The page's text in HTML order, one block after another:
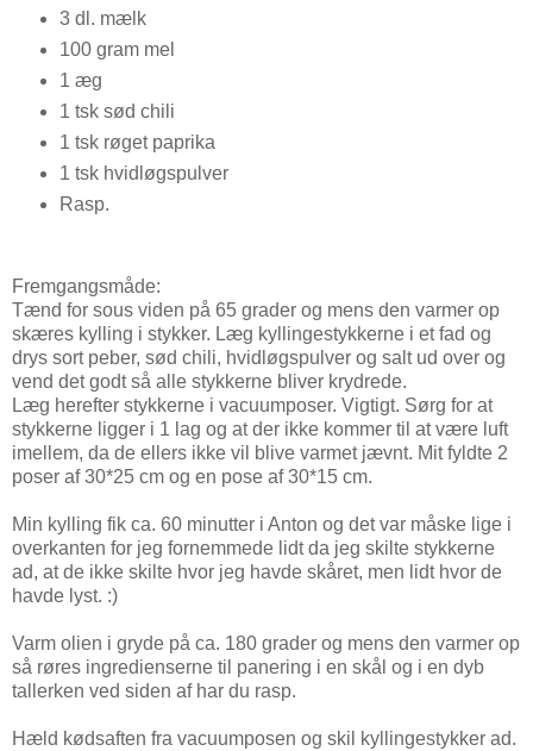
3 dl. mælk
100 gram mel
1 æg
1 tsk sød chili
1 tsk røget paprika
1 tsk hvidløgspulver
Rasp.
Fremgangsmåde:
Tænd for sous viden på 65 grader og mens den varmer op
skæres kylling i stykker. Læg kyllingestykkerne i et fad og
drys sort peber, sød chili, hvidløgspulver og salt ud over og
vend det godt så alle stykkerne bliver krydrede.
Læg herefter stykkerne i vacuumposer. Vigtigt. Sørg for at
stykkerne ligger i 1 lag og at der ikke kommer til at være luft
imellem, da de ellers ikke vil blive varmet jævnt. Mit fyldte 2
poser af 30*25 cm og en pose af 30*15 cm.
Min kylling fik ca. 60 minutter i Anton og det var måske lige i
overkanten for jeg fornemmede lidt da jeg skilte stykkerne
ad, at de ikke skilte hvor jeg havde skåret, men lidt hvor de
havde lyst. :)
Varm olien i gryde på ca. 180 grader og mens den varmer op
så røres ingredienserne til panering i en skål og i en dyb
tallerken ved siden af har du rasp.
Hæld kødsaften fra vacuumposen og skil kyllingestykker ad.